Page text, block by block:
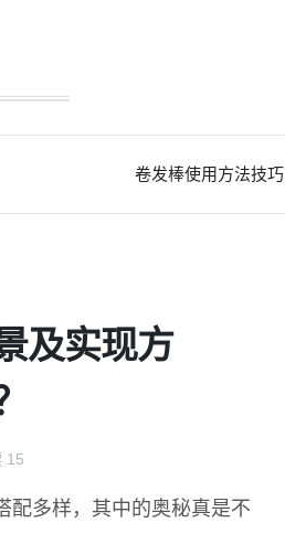
卷发棒使用方法技巧
及实现方
15
配多样，其中的奥秘真是不